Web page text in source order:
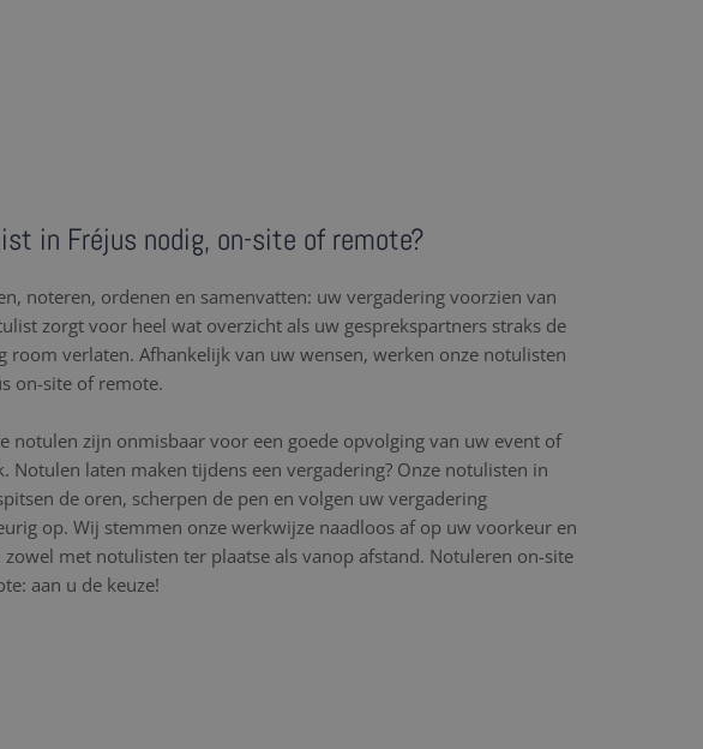
in Fréjus nodig, on-site of remote?
noteren, ordenen en samenvatten: uw vergadering voorzien van
zorgt voor heel wat overzicht als uw gesprekspartners straks de
room verlaten. Afhankelijk van uw wensen, werken onze notulisten
on-site of remote.
notulen zijn onmisbaar voor een goede opvolging van uw event of
Notulen laten maken tijdens een vergadering? Onze notulisten in
de oren, scherpen de pen en volgen uw vergadering
op. Wij stemmen onze werkwijze naadloos af op uw voorkeur en
zowel met notulisten ter plaatse als vanop afstand. Notuleren on-site
aan u de keuze!